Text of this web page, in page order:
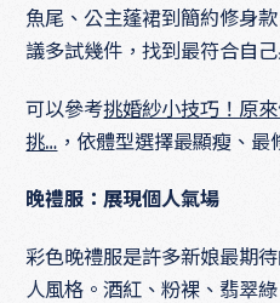
魚尾、公主蓬裙到簡約修身
議多試幾件，找到最符合自
可以參考挑婚紗小技巧！原
挑… ，依體型選擇最顯瘦、最
晚禮服：展現個人氣場
彩色晚禮服是許多新娘最期
人風格。酒紅、粉裸、翡翠